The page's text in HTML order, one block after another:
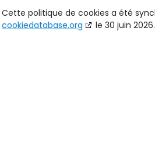
Cette politique de cookies a été
cookiedatabase.org
le 30 juin 2026.